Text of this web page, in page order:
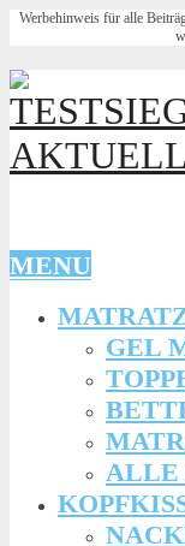
Werbehinweis für alle
MENU
GEL
ALLE